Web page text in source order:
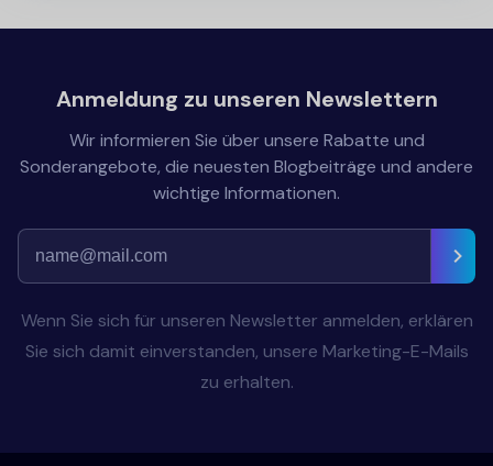
Anmeldung zu unseren Newslettern
Wir informieren Sie über unsere Rabatte und
Sonderangebote, die neuesten Blogbeiträge und andere
wichtige Informationen.
Wenn Sie sich für unseren Newsletter anmelden, erklären
Sie sich damit einverstanden, unsere Marketing-E-Mails
zu erhalten.